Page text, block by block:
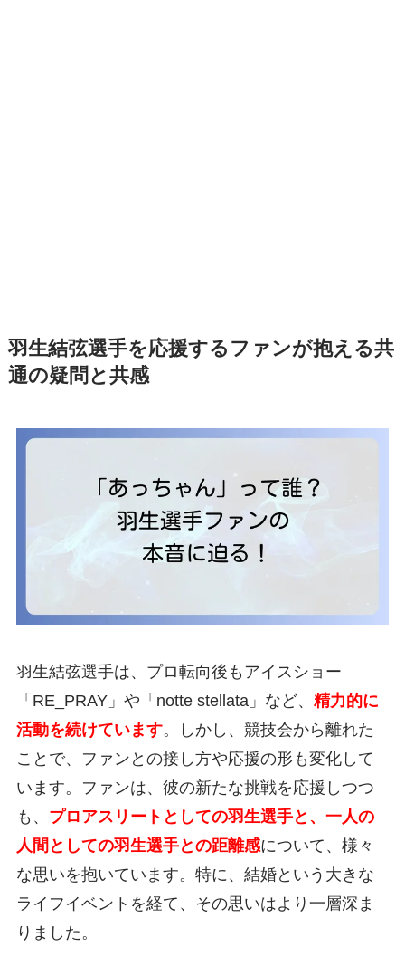
羽生結弦選手を応援するファンが抱える共
通の疑問と共感
羽生結弦選手は、プロ転向後もアイスショー
「RE_PRAY」や「notte stellata」など、 精力的に
活動を続けています。しかし、競技会から離れた
ことで、ファンとの接し方や応援の形も変化して
います。ファンは、彼の新たな挑戦を応援しつつ
も、 プロアスリートとしての羽生選手と、一人の
人間としての羽生選手との距離感について、様々
な思いを抱いています。特に、結婚という大きな
ライフイベントを経て、その思いはより一層深ま
りました。